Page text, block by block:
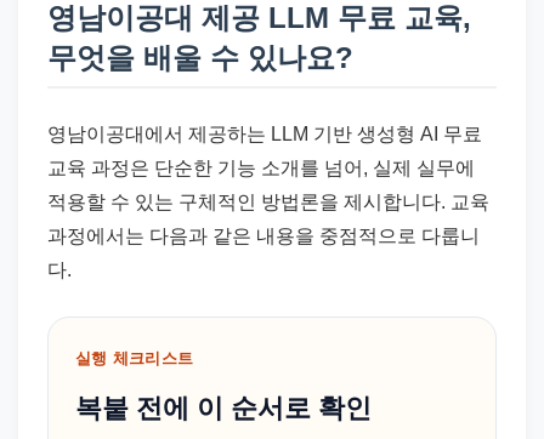
영남이공대 제공 LLM 무료 교육,
무엇을 배울 수 있나요?
영남이공대에서 제공하는 LLM 기반 생성형 AI 무료
교육 과정은 단순한 기능 소개를 넘어, 실제 실무에
적용할 수 있는 구체적인 방법론을 제시합니다. 교육
과정에서는 다음과 같은 내용을 중점적으로 다룹니
다.
실행 체크리스트
복붙 전에 이 순서로 확인